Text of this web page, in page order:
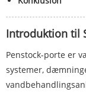
Introduktion til
Penstock-porte er
systemer,